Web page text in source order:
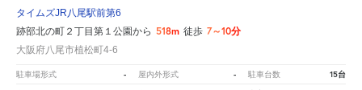
タイムズJR八尾駅前第6
跡部北の町２丁目第１公園から 518m 徒歩 7～10分
大阪府八尾市植松町4-6
駐車場形式 - 屋内外形式 - 駐車台数 15台